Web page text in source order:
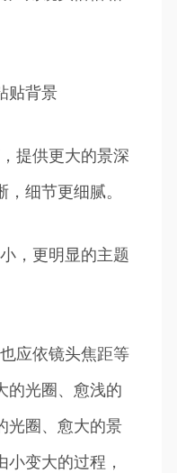
贴背景
提供更大的景深
细节更细腻。
，更明显的主题
应依镜头焦距等
的光圈、愈浅的
光圈、愈大的景
变大的过程，